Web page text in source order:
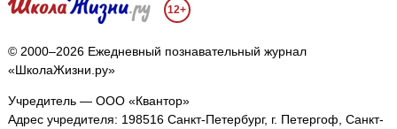
12+
© 2000–2026 Ежедневный познавательный журнал
«ШколаЖизни.ру»
Учредитель — ООО «Квантор»
Адрес учредителя: 198516 Санкт-Петербург, г. Петергоф, Санкт-